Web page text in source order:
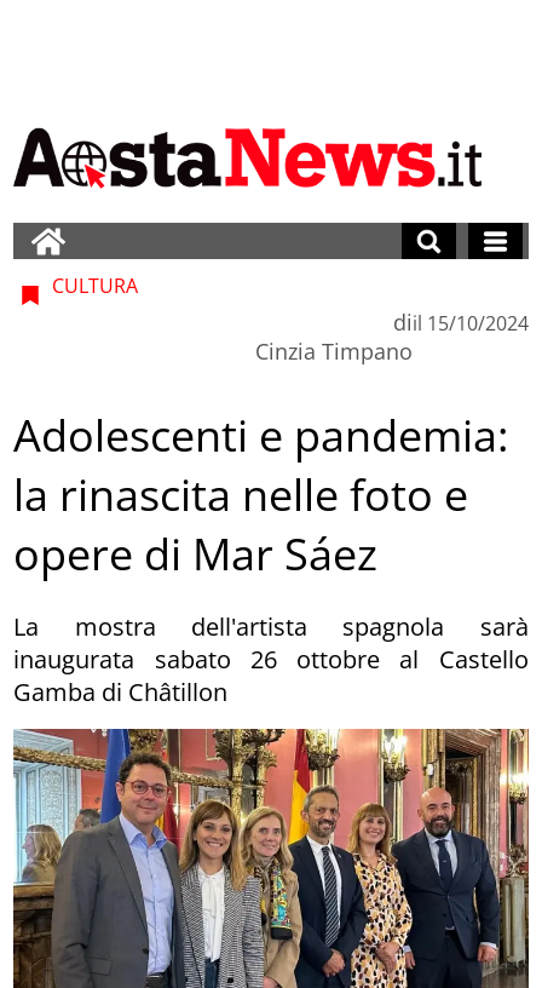
CULTURA
di
Cinzia Timpano
il 15/10/2024
Adolescenti e pandemia:
la rinascita nelle foto e
opere di Mar Sáez
La mostra dell'artista spagnola sarà
inaugurata sabato 26 ottobre al Castello
Gamba di Châtillon